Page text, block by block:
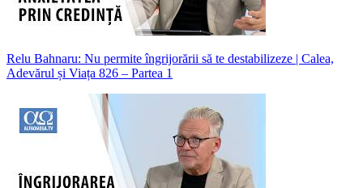
Relu Bahnaru: Nu permite îngrijorării să te destabilizeze | Calea,
Adevărul și Viața 826 – Partea 1